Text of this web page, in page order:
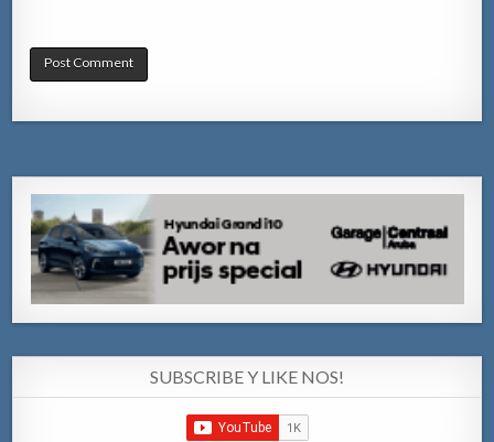
SUBSCRIBE Y LIKE NOS!